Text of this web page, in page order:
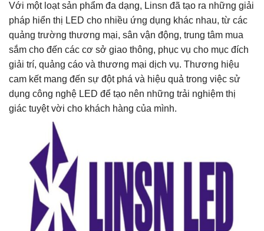
Với một loạt sản phẩm đa dạng, Linsn đã tạo ra những giải
pháp hiển thị LED cho nhiều ứng dụng khác nhau, từ các
quảng trường thương mại, sân vận động, trung tâm mua
sắm cho đến các cơ sở giao thông, phục vụ cho mục đích
giải trí, quảng cáo và thương mại dịch vụ. Thương hiệu
cam kết mang đến sự đột phá và hiệu quả trong việc sử
dụng công nghệ LED để tạo nên những trải nghiệm thị
giác tuyệt vời cho khách hàng của mình.